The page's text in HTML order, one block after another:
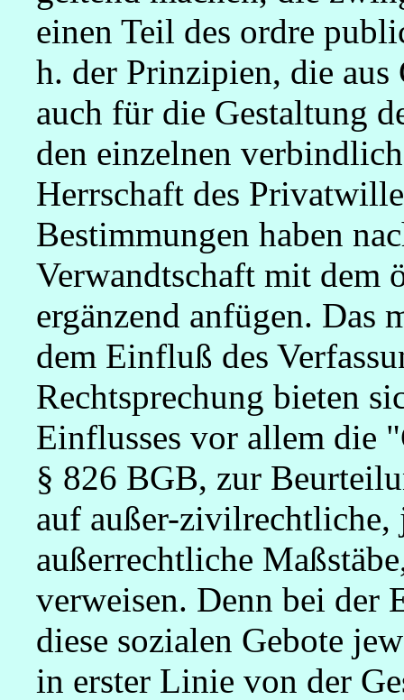
einen Teil des ordre
h. der Prinzipien, die aus
auch für die Gestaltung
den einzelnen
Herrschaft des
Bestimmungen haben
Verwandtschaft mit dem
ergänzend anfügen. Das
dem Einfluß des
Rechtsprechung bieten
Einflusses vor allem die
§ 826 BGB, zur
auf außer-zivilrechtliche,
außerrechtliche
verweisen. Denn bei der
diese sozialen Gebote
in erster Linie von der